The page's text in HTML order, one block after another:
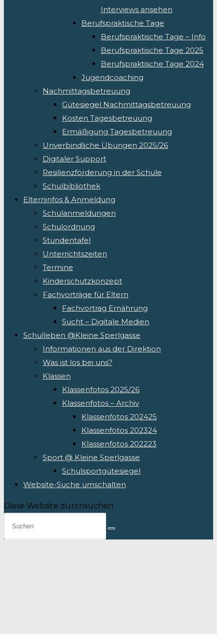
Interviews ansehen
Berufspraktische Tage
Berufspraktische Tage – Info
Berufspraktische Tage 2025
Berufspraktische Tage 2024
Jugendcoaching
Nachmittagsbetreuung
Gütesiegel Nachmittagsbetreuung
Kosten Tagesbetreuung
Ermäßigung Tagesbetreuung
Unverbindliche Übungen 2025/26
Digitaler Support
Resilienzförderung in der Schule
Schulbibliothek
Elterninfos & Anmeldung
Schulanmeldungen
Schulordnung
Stundentafel
Unterrichtszeiten
Termine
Kinderschutzkonzept
Fachvorträge für Eltern
Fachvortrag Ernährung
Sucht – Digitale Medien
Schulleben @Kleine Sperlgasse
Informationen aus der Direktion
Was ist los bei uns?
Klassen
Klassenfotos 2025/26
Klassenfotos – Archiv
Klassenfotos 202425
Klassenfotos 202324
Klassenfotos 202223
Sport @ Kleine Sperlgasse
Schulsportgütesiegel
Website-Suche umschalten
Diese Website durchsuchen